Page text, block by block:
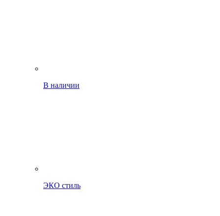
В наличии
ЭКО стиль